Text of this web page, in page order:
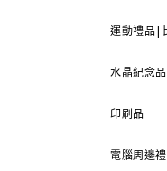
運動禮品|
水晶紀念
印刷品
電腦周邊